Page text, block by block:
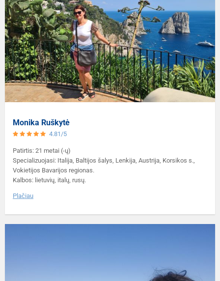
Monika Ruškytė
4.81/5
Patirtis: 21 metai (-ų)
Specializuojasi: Italija, Baltijos šalys, Lenkija, Austrija, Korsikos s.,
Vokietijos Bavarijos regionas.
Kalbos: lietuvių, italų, rusų.
Plačiau